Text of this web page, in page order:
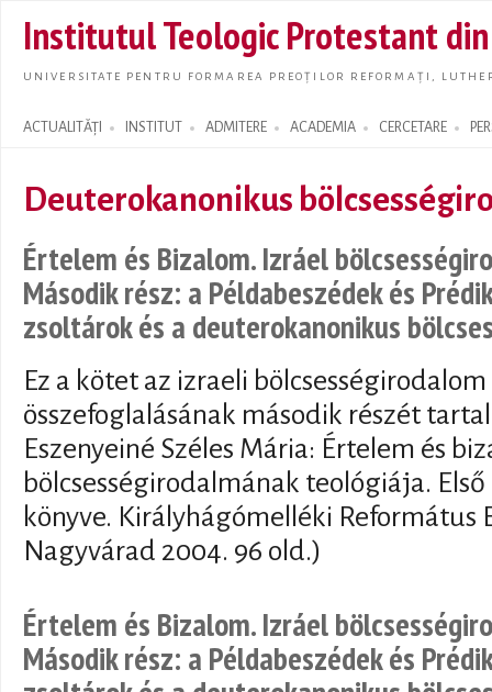
main
Institutul Teologic Protestant
UNIVERSITATE PENTRU FORMAREA PREOȚILOR REFORMAȚI,
ACTUALITĂȚI INSTITUT ADMITERE ACADEMIA CERCETARE
Search form
Deuterokanonikus
Értelem és Bizalom. Izráel
Második rész: a Példabeszédek és
zsoltárok és a deuterokanonikus
Ez a kötet az izraeli
összefoglalásának második részét
Eszenyeiné Széles Mária: Értelem és
bölcsességirodalmának teológiája. Első
könyve. Királyhágómelléki Református
Nagyvárad 2004. 96 old.)
Értelem és Bizalom. Izráel
Második rész: a Példabeszédek és